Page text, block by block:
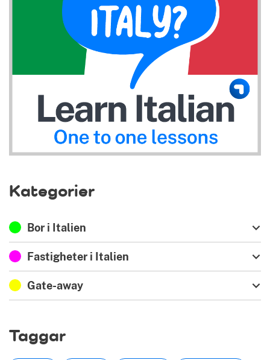
Kategorier
Bor i Italien
Fastigheter i Italien
Gate-away
Taggar